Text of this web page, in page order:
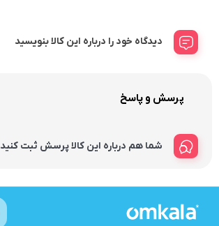
دیدگاه خود را درباره این کالا بنویسید
پرسش و پاسخ
شما هم درباره این کالا پرسش ثبت کنید